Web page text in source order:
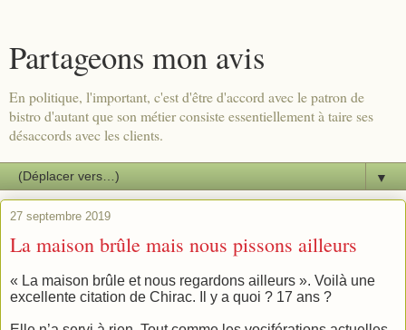
Partageons mon avis
En politique, l'important, c'est d'être d'accord avec le patron de
bistro d'autant que son métier consiste essentiellement à taire ses
désaccords avec les clients.
▼
27 septembre 2019
La maison brûle mais nous pissons ailleurs
« La maison brûle et nous regardons ailleurs ». Voilà une
excellente citation de Chirac. Il y a quoi ? 17 ans ?